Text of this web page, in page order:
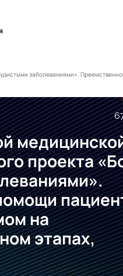
заболеваниями».
проекта
на
этапах,